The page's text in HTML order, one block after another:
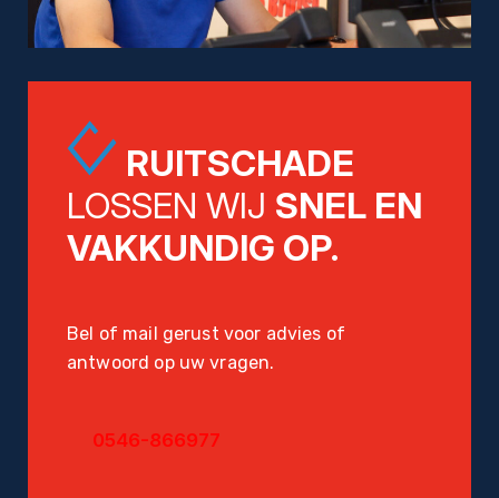
RUITSCHADE
LOSSEN WIJ SNEL EN
VAKKUNDIG OP.
Bel of mail gerust voor advies of
antwoord op uw vragen.
0546-866977